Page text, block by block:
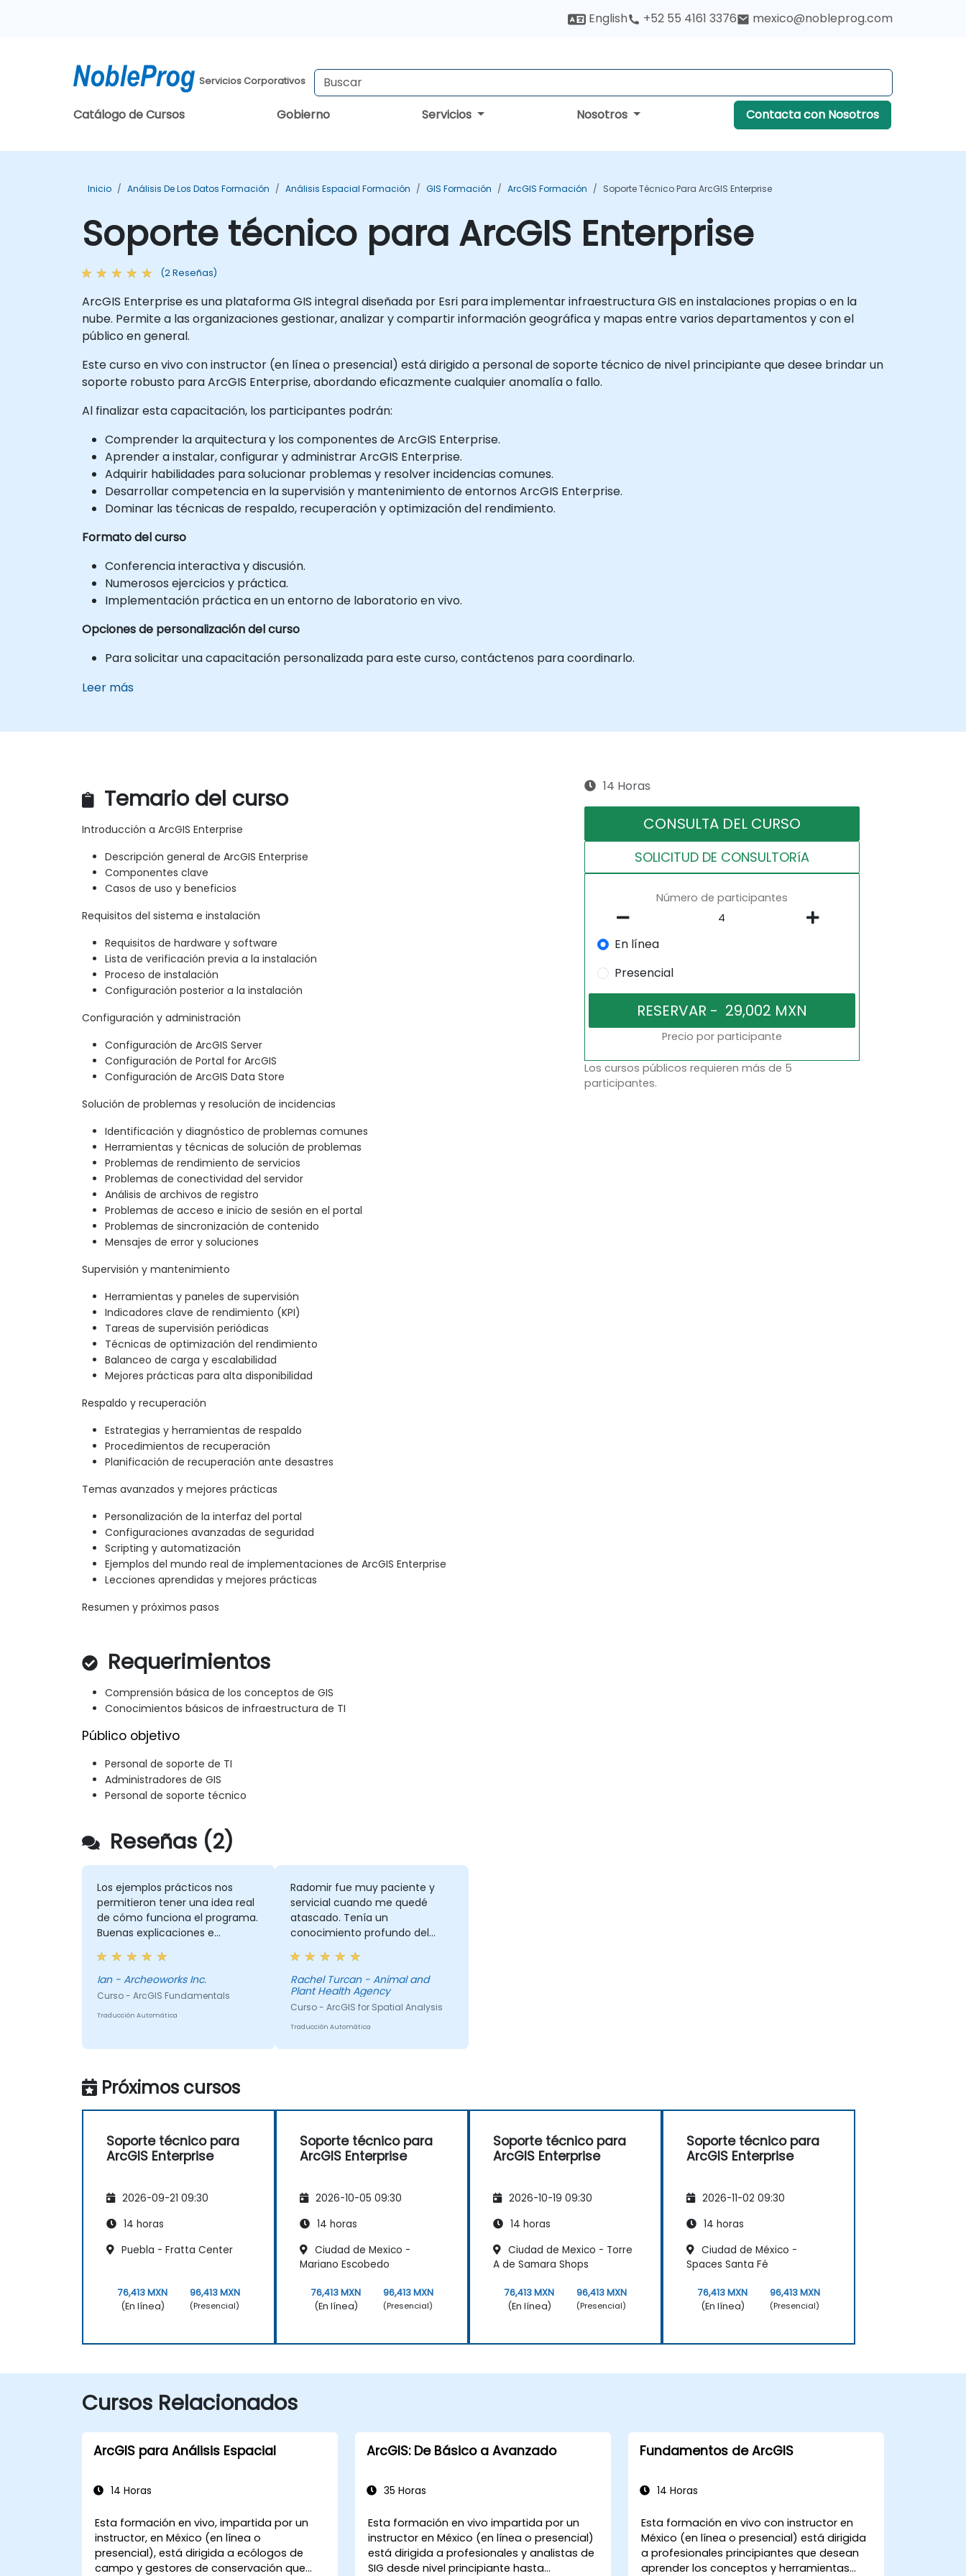
English +52 55 4161 3376 mexico@nobleprog.com
Servicios Corporativos
Catálogo de Cursos Gobierno Servicios Nosotros Contacta con Nosotros
Inicio Análisis De Los Datos Formación Análisis Espacial Formación GIS Formación ArcGIS Formación Soporte Técnico Para ArcGIS Enterprise
Soporte técnico para ArcGIS Enterprise
(2 Reseñas)
ArcGIS Enterprise es una plataforma GIS integral diseñada por Esri para implementar infraestructura GIS en instalaciones propias o en la
nube. Permite a las organizaciones gestionar, analizar y compartir información geográfica y mapas entre varios departamentos y con el
público en general.
Este curso en vivo con instructor (en línea o presencial) está dirigido a personal de soporte técnico de nivel principiante que desee brindar un
soporte robusto para ArcGIS Enterprise, abordando eficazmente cualquier anomalía o fallo.
Al finalizar esta capacitación, los participantes podrán:
Comprender la arquitectura y los componentes de ArcGIS Enterprise.
Aprender a instalar, configurar y administrar ArcGIS Enterprise.
Adquirir habilidades para solucionar problemas y resolver incidencias comunes.
Desarrollar competencia en la supervisión y mantenimiento de entornos ArcGIS Enterprise.
Dominar las técnicas de respaldo, recuperación y optimización del rendimiento.
Formato del curso
Conferencia interactiva y discusión.
Numerosos ejercicios y práctica.
Implementación práctica en un entorno de laboratorio en vivo.
Opciones de personalización del curso
Para solicitar una capacitación personalizada para este curso, contáctenos para coordinarlo.
Leer más
Temario del curso
Introducción a ArcGIS Enterprise
Descripción general de ArcGIS Enterprise
Componentes clave
Casos de uso y beneficios
Requisitos del sistema e instalación
Requisitos de hardware y software
Lista de verificación previa a la instalación
Proceso de instalación
Configuración posterior a la instalación
Configuración y administración
Configuración de ArcGIS Server
Configuración de Portal for ArcGIS
Configuración de ArcGIS Data Store
Solución de problemas y resolución de incidencias
Identificación y diagnóstico de problemas comunes
Herramientas y técnicas de solución de problemas
Problemas de rendimiento de servicios
Problemas de conectividad del servidor
Análisis de archivos de registro
Problemas de acceso e inicio de sesión en el portal
Problemas de sincronización de contenido
Mensajes de error y soluciones
Supervisión y mantenimiento
Herramientas y paneles de supervisión
Indicadores clave de rendimiento (KPI)
Tareas de supervisión periódicas
Técnicas de optimización del rendimiento
Balanceo de carga y escalabilidad
Mejores prácticas para alta disponibilidad
Respaldo y recuperación
Estrategias y herramientas de respaldo
Procedimientos de recuperación
Planificación de recuperación ante desastres
Temas avanzados y mejores prácticas
Personalización de la interfaz del portal
Configuraciones avanzadas de seguridad
Scripting y automatización
Ejemplos del mundo real de implementaciones de ArcGIS Enterprise
Lecciones aprendidas y mejores prácticas
Resumen y próximos pasos
Requerimientos
Comprensión básica de los conceptos de GIS
Conocimientos básicos de infraestructura de TI
Público objetivo
Personal de soporte de TI
Administradores de GIS
Personal de soporte técnico
14 Horas
CONSULTA DEL CURSO
SOLICITUD DE CONSULTORíA
Número de participantes
En línea
Presencial
Precio por participante
Los cursos públicos requieren más de 5
participantes.
Reseñas (2)
Los ejemplos prácticos nos
permitieron tener una idea real
de cómo funciona el programa.
Buenas explicaciones e
integración de conceptos
teóricos y su relación con las
aplicaciones prácticas.
Ian - Archeoworks Inc.
Curso - ArcGIS Fundamentals
Traducción Automática
Radomir fue muy paciente y
servicial cuando me quedé
atascado. Tenía un
conocimiento profundo del
tema y sus explicaciones sobre
diferentes conceptos fueron
detalladas y exhaustivas.
Rachel Turcan - Animal and
Plant Health Agency
Curso - ArcGIS for Spatial Analysis
Traducción Automática
Próximos cursos
Soporte técnico para
ArcGIS Enterprise
2026-09-21 09:30
14 horas
Puebla - Fratta Center
76,413 MXN
(En línea)
96,413 MXN
(Presencial)
Soporte técnico para
ArcGIS Enterprise
2026-10-05 09:30
14 horas
Ciudad de Mexico -
Mariano Escobedo
76,413 MXN
(En línea)
96,413 MXN
(Presencial)
Soporte técnico para
ArcGIS Enterprise
2026-10-19 09:30
14 horas
Ciudad de Mexico - Torre
A de Samara Shops
76,413 MXN
(En línea)
96,413 MXN
(Presencial)
Soporte técnico para
ArcGIS Enterprise
2026-11-02 09:30
14 horas
Ciudad de México -
Spaces Santa Fé
76,413 MXN
(En línea)
96,413 MXN
(Presencial)
Cursos Relacionados
ArcGIS para Análisis Espacial
14 Horas
Esta formación en vivo, impartida por un
instructor, en México (en línea o
presencial), está dirigida a ecólogos de
campo y gestores de conservación que
ArcGIS: De Básico a Avanzado
35 Horas
Esta formación en vivo impartida por un
instructor en México (en línea o presencial)
está dirigida a profesionales y analistas de
SIG desde nivel principiante hasta
Fundamentos de ArcGIS
14 Horas
Esta formación en vivo con instructor en
México (en línea o presencial) está dirigida
a profesionales principiantes que desean
aprender los conceptos y herramientas